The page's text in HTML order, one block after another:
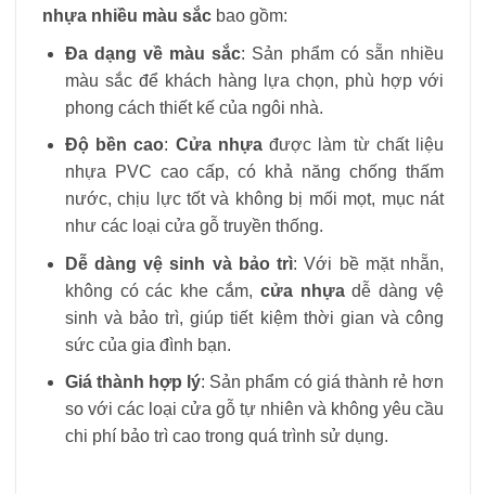
nhựa nhiều màu sắc bao gồm:
Đa dạng về màu sắc: Sản phẩm có sẵn nhiều
màu sắc để khách hàng lựa chọn, phù hợp với
phong cách thiết kế của ngôi nhà.
Độ bền cao: Cửa nhựađược làm từ chất liệu
nhựa PVC cao cấp, có khả năng chống thấm
nước, chịu lực tốt và không bị mối mọt, mục nát
như các loại cửa gỗ truyền thống.
Dễ dàng vệ sinh và bảo trì: Với bề mặt nhẵn,
không có các khe cắm, cửa nhựadễ dàng vệ
sinh và bảo trì, giúp tiết kiệm thời gian và công
sức của gia đình bạn.
Giá thành hợp lý: Sản phẩm có giá thành rẻ hơn
so với các loại cửa gỗ tự nhiên và không yêu cầu
chi phí bảo trì cao trong quá trình sử dụng.